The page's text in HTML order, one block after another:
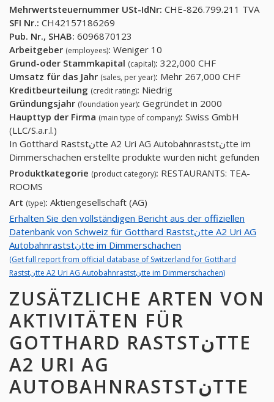
Mehrwertsteuernummer USt-IdNr: CHE-826.799.211 TVA
SFI Nr.: CH42157186269
Pub. Nr., SHAB: 6096870123
Arbeitgeber (employees): Weniger 10
Grund-oder Stammkapital (capital): 322,000 CHF
Umsatz für das Jahr (sales, per year): Mehr 267,000 CHF
Kreditbeurteilung (credit rating): Niedrig
Gründungsjahr (foundation year): Gegründet in 2000
Haupttyp der Firma (main type of company): Swiss GmbH
(LLC/S.a.r.l.)
In Gotthard Raststنtte A2 Uri AG Autobahnraststنtte im
Dimmerschachen erstellte produkte wurden nicht gefunden
Produktkategorie (product category): RESTAURANTS: TEA-
ROOMS
Art (type): Aktiengesellschaft (AG)
Erhalten Sie den vollständigen Bericht aus der offiziellen
Datenbank von Schweiz für Gotthard Raststنtte A2 Uri AG
Autobahnraststنtte im Dimmerschachen
(Get full report from official database of Switzerland for Gotthard
Raststنtte A2 Uri AG Autobahnraststنtte im Dimmerschachen)
ZUSÄTZLICHE ARTEN VON
AKTIVITÄTEN FÜR
GOTTHARD RASTSTنTTE
A2 URI AG
AUTOBAHNRASTSTنTTE